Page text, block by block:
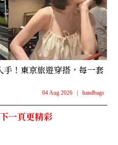
！東京旅遊穿搭，每一套
04 Aug 2026 handbags
一頁更精彩